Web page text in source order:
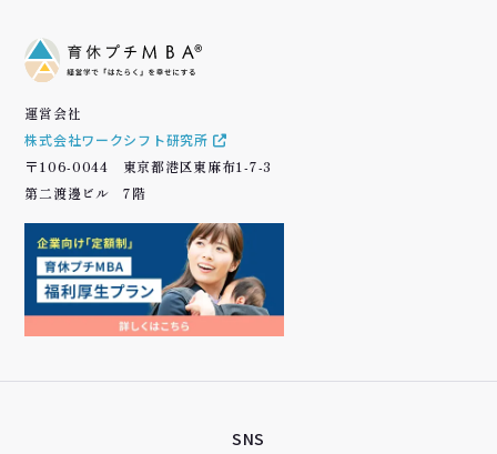
運営会社
株式会社ワークシフト研究所
〒106-0044 東京都港区東麻布1-7-3
第二渡邊ビル 7階
SNS